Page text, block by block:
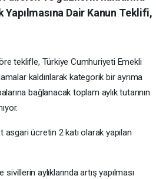
Dair Kanun Teklifi,
teklifle, Türkiye Cumhuriyeti Emekli
kaldırılarak kategorik bir ayrıma
bağlanacak toplam aylık tutarının
ücretin 2 katı olarak yapılan
aylıklarında artış yapılması